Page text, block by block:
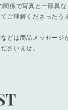
関係で写真と一部異
ご理解くださったう
どは商品メッセージ
ださいませ。